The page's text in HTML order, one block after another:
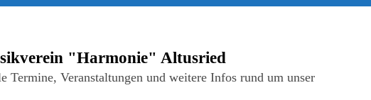
"Harmonie" Altusried
Termine, Veranstaltungen und weitere Infos rund um unser